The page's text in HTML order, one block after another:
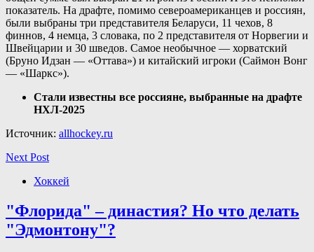
показатель. На драфте, помимо североамериканцев и россиян,
были выбраны три представителя Беларуси, 11 чехов, 8
финнов, 4 немца, 3 словака, по 2 представителя от Норвегии и
Швейцарии и 30 шведов. Самое необычное — хорватский
(Бруно Идзан — «Оттава») и китайский игроки (Саймон Вонг
— «Шаркс»).
Стали известны все россияне, выбранные на драфте
НХЛ-2025
Источник: allhockey.ru
Next Post
Хоккей
"Флорида" – династия? Но что делать
"Эдмонтону"?